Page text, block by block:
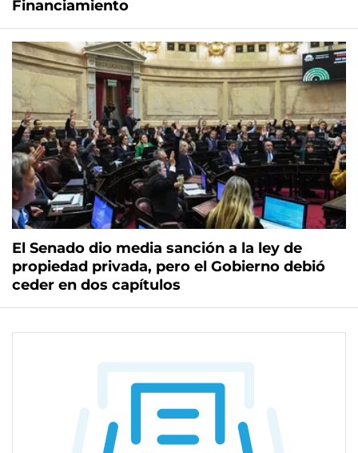
Financiamiento
El Senado dio media sanción a la ley de
propiedad privada, pero el Gobierno debió
ceder en dos capítulos